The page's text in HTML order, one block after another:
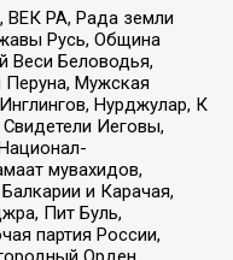
ВЕК РА, Рада земли
Русь, Община
Веси Беловодья,
Мужская
Нурджулар, К
Иеговы,
мувахидов,
и Карачая,
Пит Буль,
партия России,